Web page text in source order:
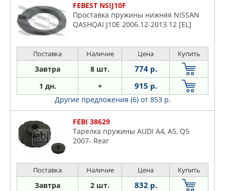
FEBEST NSIJ10F
Проставка пружины нижняя NISSAN
QASHQAI J10E 2006.12-2013.12 [EL]
Поставка Наличие Цена Купить
Завтра 8 шт. 774 р.
1 дн. + 915 р.
Другие предложения (6) от 853 р.
FEBI 38629
Тарелка пружины AUDI A4, A5, Q5
2007- Rear
Поставка Наличие Цена Купить
Завтра 2 шт. 832 р.